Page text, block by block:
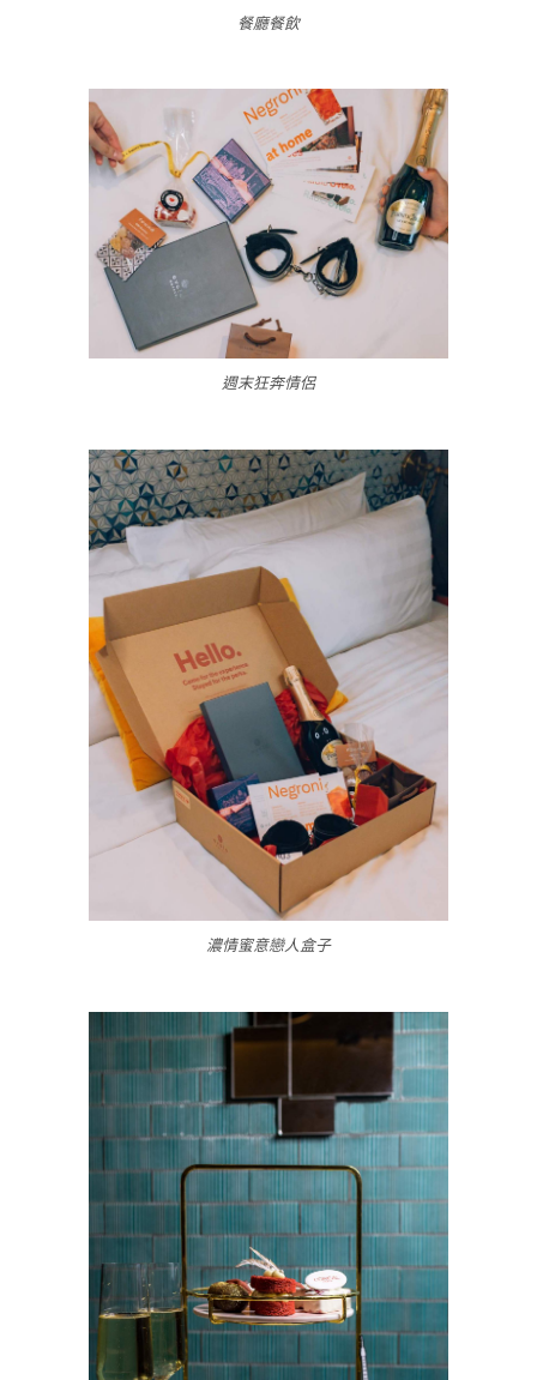
餐廳餐飲
週末狂奔情侶
濃情蜜意戀人盒子